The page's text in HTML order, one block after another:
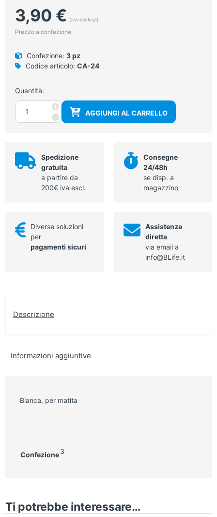
3,90 € (iva esclusa)
Prezzo a confezione
Confezione: 3 pz
Codice articolo: CA-24
Quantità:
-
Gomma
cancellare
+
AGGIUNGI AL CARRELLO
Spedizione
gratuita
a partire da
200€ iva escl.
Consegne
24/48h
se disp. a
magazzino
Diverse soluzioni
per
pagamenti sicuri
Assistenza
diretta
via email a
info@BLife.it
Descrizione
Informazioni aggiuntive
Bianca, per matita
Confezione 3
Ti potrebbe interessare…